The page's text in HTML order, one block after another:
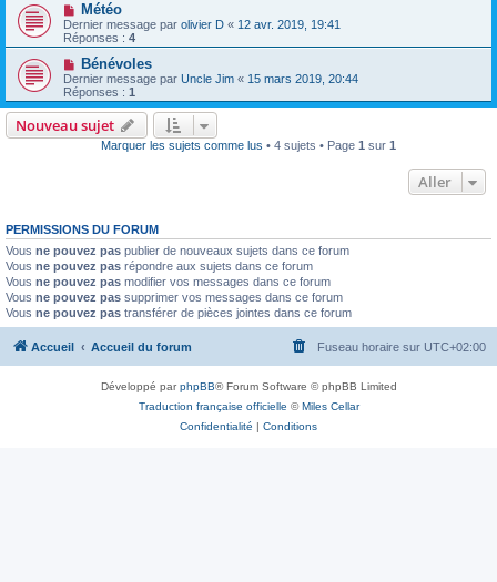
Météo
Dernier message par olivier D « 12 avr. 2019, 19:41
Réponses : 4
Bénévoles
Dernier message par Uncle Jim « 15 mars 2019, 20:44
Réponses : 1
Nouveau sujet
Marquer les sujets comme lus • 4 sujets • Page 1 sur 1
Aller
PERMISSIONS DU FORUM
Vous ne pouvez pas publier de nouveaux sujets dans ce forum
Vous ne pouvez pas répondre aux sujets dans ce forum
Vous ne pouvez pas modifier vos messages dans ce forum
Vous ne pouvez pas supprimer vos messages dans ce forum
Vous ne pouvez pas transférer de pièces jointes dans ce forum
Accueil Accueil du forum Fuseau horaire sur UTC+02:00
Développé parphpBB® Forum Software © phpBB Limited
Traduction française officielle ©Miles Cellar
Confidentialité | Conditions